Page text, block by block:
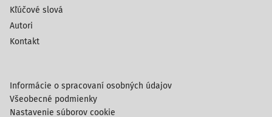
Kľúčové slová
Autori
Kontakt
Informácie o spracovaní osobných údajov
Všeobecné podmienky
Nastavenie súborov cookie